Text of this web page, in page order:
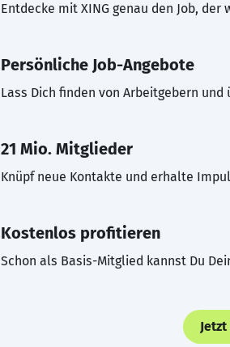
Entdecke mit XING genau den Job, der
Persönliche Job-Angebote
Lass Dich finden von Arbeitgebern und
21 Mio. Mitglieder
Knüpf neue Kontakte und erhalte
Kostenlos profitieren
Schon als Basis-Mitglied kannst Du